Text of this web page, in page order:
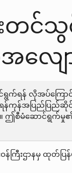
င်သွင်
အလ
လိုအပ်ကြောင်းဖေ
ကို ရန်ကုန်အပြည်ပ
ည်။ ဤစီမံဆောင်ရွ
းဝန်ကြီးဌာနမှ